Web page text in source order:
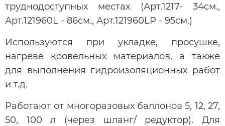
труднодоступных местах (Арт.1217- 34см.,
Арт.121960L - 86см., Арт.121960LP - 95см.)
Используются при укладке, просушке,
нагреве кровельных материалов, а также
для выполнения гидроизоляционных работ
и т.д.
Работают от многоразовых баллонов 5, 12, 27,
50, 100 л (через шланг/ редуктор). Для